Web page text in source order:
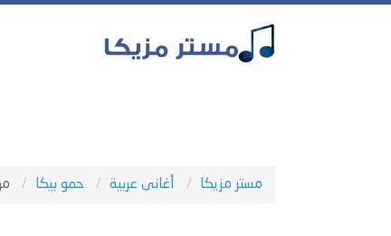
مستر مزيكا أغانى عربية حمو بيكا